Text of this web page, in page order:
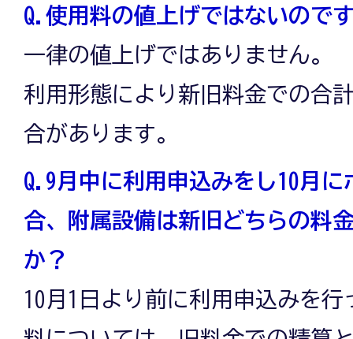
Q.使用料の値上げではないので
一律の値上げではありません。
利用形態により新旧料金での合
合があります。
Q.9月中に利用申込みをし10月
合、附属設備は新旧どちらの料
か？
10月1日より前に利用申込みを